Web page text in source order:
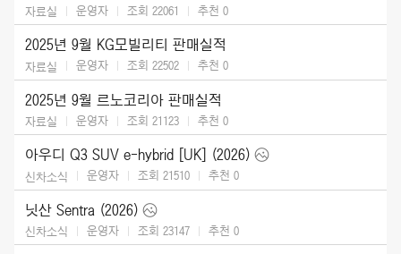
자료실 운영자 조회 22061 추천 0
2025년 9월 KG모빌리티 판매실적
자료실 운영자 조회 22502 추천 0
2025년 9월 르노코리아 판매실적
자료실 운영자 조회 21123 추천 0
아우디 Q3 SUV e-hybrid [UK] (2026)
신차소식 운영자 조회 21510 추천 0
닛산 Sentra (2026)
신차소식 운영자 조회 23147 추천 0